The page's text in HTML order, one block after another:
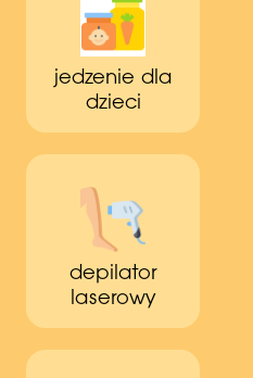
jedzenie dla
dzieci
depilator
laserowy